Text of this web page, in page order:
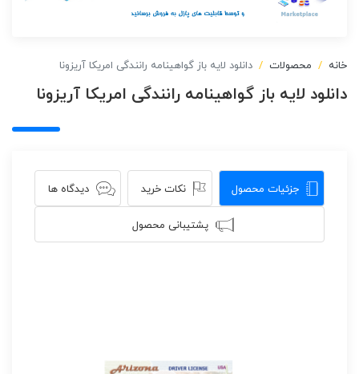
خانه محصولات دانلود لایه باز گواهینامه رانندگی امریکا آریزونا
دانلود لایه باز گواهینامه رانندگی امریکا آریزونا
جزئیات محصول نکات خرید دیدگاه ها
پشتیبانی محصول